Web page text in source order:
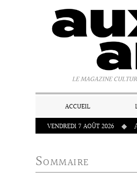
LE MAGAZINE
ACCUEIL
VENDREDI 7 AOÛT 2026
Sommaire
Panneau de gestion des cookies